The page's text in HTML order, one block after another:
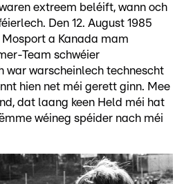
extreem beléift, wann och
Den 12. August 1985
a Kanada mam
Team schwéier
war warscheinlech technescht
hien net méi gerett ginn. Mee
dat laang keen Held méi hat
wéineg spéider nach méi